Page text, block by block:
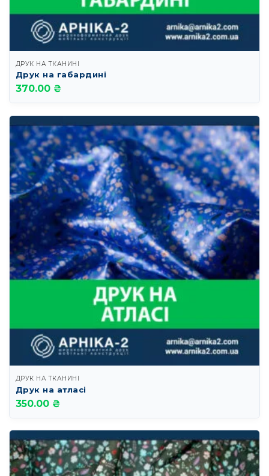
ДРУК НА ТКАНИНІ
Друк на габардині
370.00 ₴
ДРУК НА ТКАНИНІ
Друк на атласі
350.00 ₴